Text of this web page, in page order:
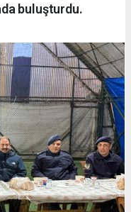
buluşturdu.